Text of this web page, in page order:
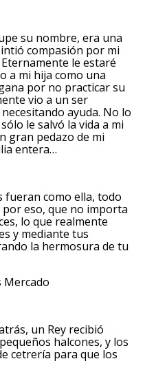
su nombre, era una
compasión por mi
le estaré
a mi hija como una
por no practicar su
vio a un ser
ayuda. No lo
le salvó la vida a mi
gran pedazo de mi
entera…
fueran como ella, todo
eso, que no importa
lo que realmente
y mediante tus
la hermosura de tu
Mercado
un Rey recibió
halcones, y los
cetrería para que los